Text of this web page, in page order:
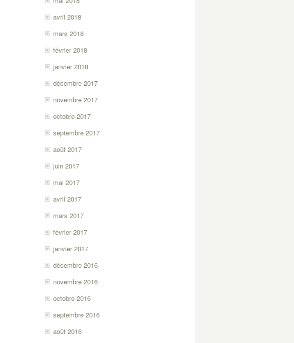
avril 2018
mars 2018
février 2018
janvier 2018
décembre 2017
novembre 2017
octobre 2017
septembre 2017
août 2017
juin 2017
mai 2017
avril 2017
mars 2017
février 2017
janvier 2017
décembre 2016
novembre 2016
octobre 2016
septembre 2016
août 2016